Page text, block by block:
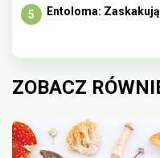
Entoloma:
ZOBACZ